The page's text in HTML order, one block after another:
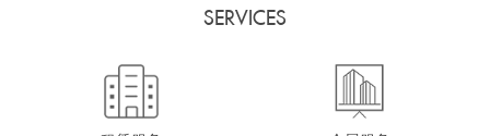
SERVICES